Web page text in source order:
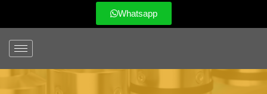
Whatsapp